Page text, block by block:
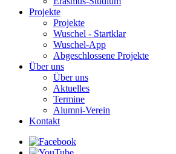
Projekte
Projekte
Wuschel - Startklar
Wuschel-App
Abgeschlossene Projekte
Über uns
Über uns
Aktuelles
Termine
Alumni-Verein
Kontakt